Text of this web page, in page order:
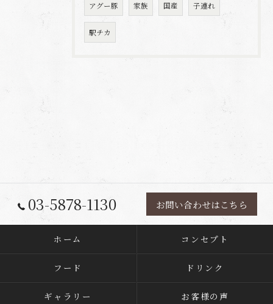
アグー豚 家族 国産 子連れ
駅チカ
03-5878-1130 お問い合わせはこちら
ホーム コンセプト
フード ドリンク
ギャラリー お客様の声